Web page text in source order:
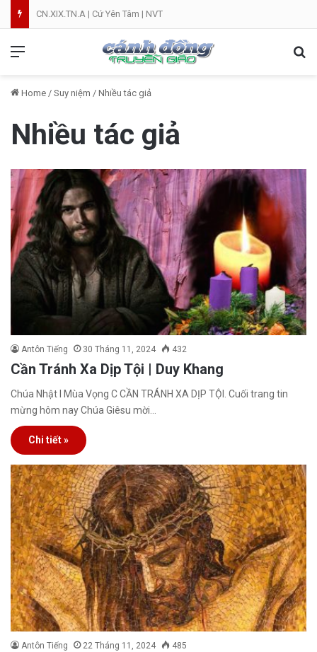
CN.XIX.TN.A | Cứ Yên Tâm | NVT
Home / Suy niệm / Nhiều tác giả
Nhiều tác giả
Antôn Tiếng 30 Tháng 11, 2024 432
Cần Tránh Xa Dịp Tội | Duy Khang
Chúa Nhật I Mùa Vọng C CẦN TRÁNH XA DỊP TỘI. Cuối trang tin
mừng hôm nay Chúa Giêsu mời…
Chi tiết »
Antôn Tiếng 22 Tháng 11, 2024 485